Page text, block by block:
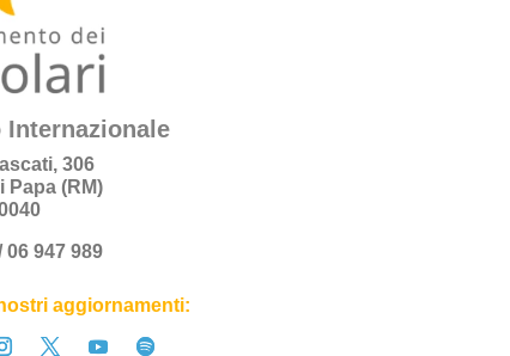
Internazionale
306
Papa (RM)
06 947 989
aggiornamenti: